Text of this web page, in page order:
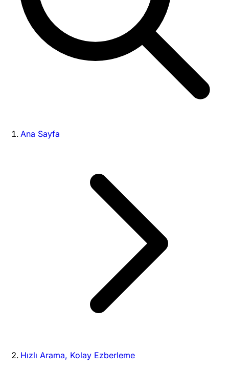
Ana Sayfa
Hızlı Arama, Kolay Ezberleme